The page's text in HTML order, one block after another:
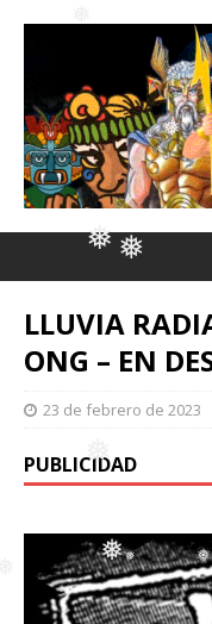
❅
❅
❅
❅
❅
LLUVIA
ONG – EN
23 de febrero de 2023
PUBLICIDAD